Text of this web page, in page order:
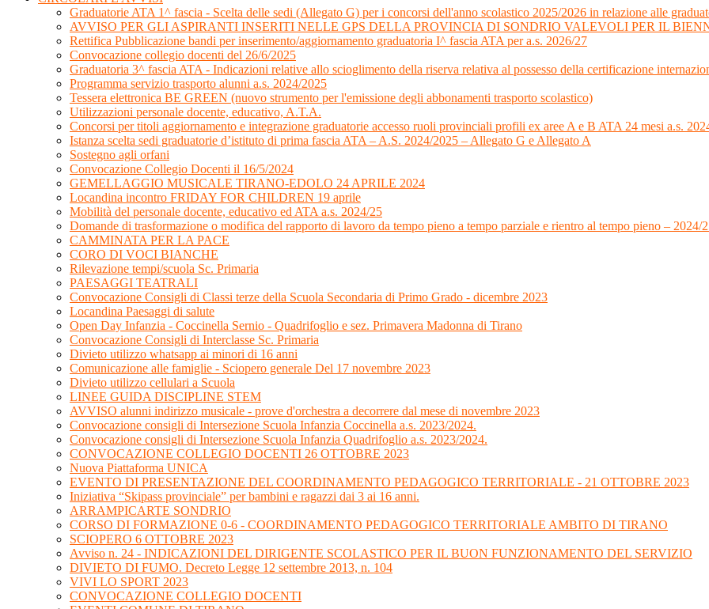
Graduatorie ATA 1^ fascia - Scelta delle sedi (Allegato G) per i concorsi dell'anno scolastico 2025/2026 in relazione alle
AVVISO PER GLI ASPIRANTI INSERITI NELLE GPS DELLA PROVINCIA DI SONDRIO VALEVOLI PER IL
Rettifica Pubblicazione bandi per inserimento/aggiornamento graduatoria I^ fascia ATA per a.s. 2026/27
Convocazione collegio docenti del 26/6/2025
Graduatoria 3^ fascia ATA - Indicazioni relative allo scioglimento della riserva relativa al possesso della certificazione
Programma servizio trasporto alunni a.s. 2024/2025
Tessera elettronica BE GREEN (nuovo strumento per l'emissione degli abbonamenti trasporto scolastico)
Utilizzazioni personale docente, educativo, A.T.A.
Concorsi per titoli aggiornamento e integrazione graduatorie accesso ruoli provinciali profili ex aree A e B ATA 24 mesi a.s.
Istanza scelta sedi graduatorie d’istituto di prima fascia ATA – A.S. 2024/2025 – Allegato G e Allegato A
Sostegno agli orfani
Convocazione Collegio Docenti il 16/5/2024
GEMELLAGGIO MUSICALE TIRANO-EDOLO 24 APRILE 2024
Locandina incontro FRIDAY FOR CHILDREN 19 aprile
Mobilità del personale docente, educativo ed ATA a.s. 2024/25
Domande di trasformazione o modifica del rapporto di lavoro da tempo pieno a tempo parziale e rientro al tempo pieno – 2024/
CAMMINATA PER LA PACE
CORO DI VOCI BIANCHE
Rilevazione tempi/scuola Sc. Primaria
PAESAGGI TEATRALI
Convocazione Consigli di Classi terze della Scuola Secondaria di Primo Grado - dicembre 2023
Locandina Paesaggi di salute
Open Day Infanzia - Coccinella Sernio - Quadrifoglio e sez. Primavera Madonna di Tirano
Convocazione Consigli di Interclasse Sc. Primaria
Divieto utilizzo whatsapp ai minori di 16 anni
Comunicazione alle famiglie - Sciopero generale Del 17 novembre 2023
Divieto utilizzo cellulari a Scuola
LINEE GUIDA DISCIPLINE STEM
AVVISO alunni indirizzo musicale - prove d'orchestra a decorrere dal mese di novembre 2023
Convocazione consigli di Intersezione Scuola Infanzia Coccinella a.s. 2023/2024.
Convocazione consigli di Intersezione Scuola Infanzia Quadrifoglio a.s. 2023/2024.
CONVOCAZIONE COLLEGIO DOCENTI 26 OTTOBRE 2023
Nuova Piattaforma UNICA
EVENTO DI PRESENTAZIONE DEL COORDINAMENTO PEDAGOGICO TERRITORIALE - 21 OTTOBRE 2023
Iniziativa “Skipass provinciale” per bambini e ragazzi dai 3 ai 16 anni.
ARRAMPICARTE SONDRIO
CORSO DI FORMAZIONE 0-6 - COORDINAMENTO PEDAGOGICO TERRITORIALE AMBITO DI TIRANO
SCIOPERO 6 OTTOBRE 2023
Avviso n. 24 - INDICAZIONI DEL DIRIGENTE SCOLASTICO PER IL BUON FUNZIONAMENTO DEL SERVIZIO
DIVIETO DI FUMO. Decreto Legge 12 settembre 2013, n. 104
VIVI LO SPORT 2023
CONVOCAZIONE COLLEGIO DOCENTI